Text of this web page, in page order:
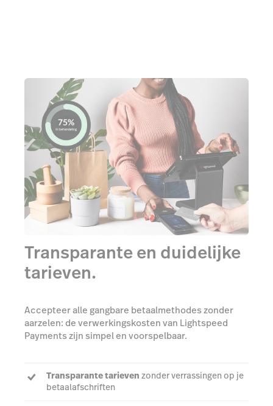
Transparante en duidelijke
tarieven.
Accepteer alle gangbare betaalmethodes zonder
aarzelen: de verwerkingskosten van Lightspeed
Payments zijn simpel en voorspelbaar.
Transparante tarieven zonder verrassingen op je
betaalafschriften